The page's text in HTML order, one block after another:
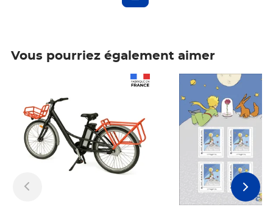
Vous pourriez également aimer
Prix 6,25€ HT